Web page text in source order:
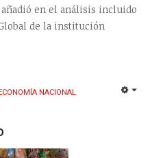
en el análisis incluido
de la institución
NACIONAL